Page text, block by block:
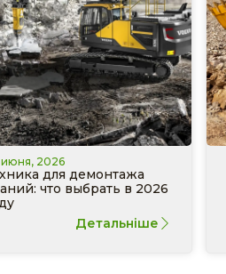
2026
для демонтажа
что выбрать в 2026
Детальніше